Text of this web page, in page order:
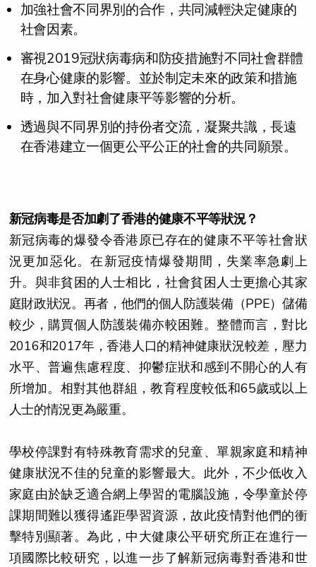
加強社會不同界別的合作，共同減輕決定健康的
社會因素。
審視2019冠狀病毒病和防疫措施對不同社會群體
在身心健康的影響。並於制定未來的政策和措施
時，加入對社會健康平等影響的分析。
透過與不同界別的持份者交流，凝聚共識，長遠
在香港建立一個更公平公正的社會的共同願景。
新冠病毒是否加劇了香港的健康不平等狀況？
新冠病毒的爆發令香港原已存在的健康不平等社會狀
況更加惡化。在新冠疫情爆發期間，失業率急劇上
升。與非貧困的人士相比，社會貧困人士更擔心其家
庭財政狀況。再者，他們的個人防護裝備（PPE）儲備
較少，購買個人防護裝備亦較困難。整體而言，對比
2016和2017年，香港人口的精神健康狀況較差，壓力
水平、普遍焦慮程度、抑鬱症狀和感到不開心的人有
所增加。相對其他群組，教育程度較低和65歲或以上
人士的情況更為嚴重。
學校停課對有特殊教育需求的兒童、單親家庭和精神
健康狀況不佳的兒童的影響最大。此外，不少低收入
家庭由於缺乏適合網上學習的電腦設施，令學童於停
課期間難以獲得遙距學習資源，故此疫情對他們的衝
擊特別顯著。為此，中大健康公平研究所正在進行一
項國際比較研究，以進一步了解新冠病毒對香港和世